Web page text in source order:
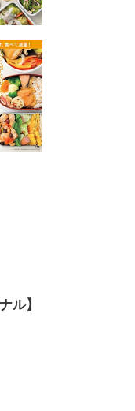
ル】